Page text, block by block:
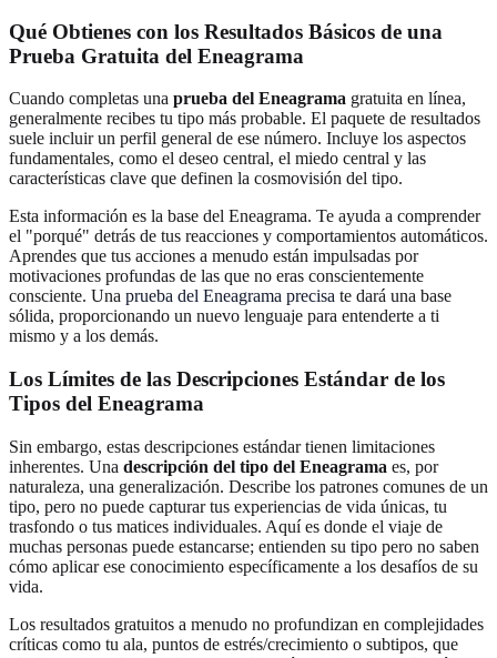
Qué Obtienes con los Resultados Básicos de una
Prueba Gratuita del Eneagrama
Cuando completas una prueba del Eneagrama gratuita en línea,
generalmente recibes tu tipo más probable. El paquete de resultados
suele incluir un perfil general de ese número. Incluye los aspectos
fundamentales, como el deseo central, el miedo central y las
características clave que definen la cosmovisión del tipo.
Esta información es la base del Eneagrama. Te ayuda a comprender
el "porqué" detrás de tus reacciones y comportamientos automáticos.
Aprendes que tus acciones a menudo están impulsadas por
motivaciones profundas de las que no eras conscientemente
consciente. Una prueba del Eneagrama precisa te dará una base
sólida, proporcionando un nuevo lenguaje para entenderte a ti
mismo y a los demás.
Los Límites de las Descripciones Estándar de los
Tipos del Eneagrama
Sin embargo, estas descripciones estándar tienen limitaciones
inherentes. Una descripción del tipo del Eneagrama es, por
naturaleza, una generalización. Describe los patrones comunes de un
tipo, pero no puede capturar tus experiencias de vida únicas, tu
trasfondo o tus matices individuales. Aquí es donde el viaje de
muchas personas puede estancarse; entienden su tipo pero no saben
cómo aplicar ese conocimiento específicamente a los desafíos de su
vida.
Los resultados gratuitos a menudo no profundizan en complejidades
críticas como tu ala, puntos de estrés/crecimiento o subtipos, que